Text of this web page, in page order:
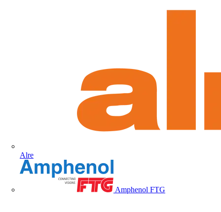
Alre
Amphenol FTG